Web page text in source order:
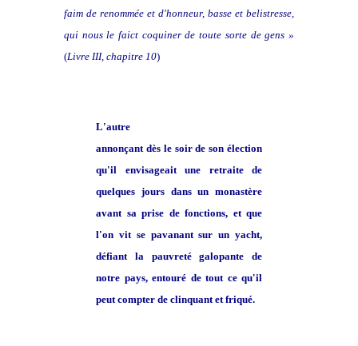
faim de renommée et d'honneur, basse et belistresse,
qui nous le faict coquiner de toute sorte de gens »
(Livre III, chapitre 10)
L'autre
annonçant dès le soir de son élection
qu'il envisageait une retraite de
quelques jours dans un monastère
avant sa prise de fonctions, et que
l'on vit se pavanant sur un yacht,
défiant la pauvreté galopante de
notre pays, entouré de tout ce qu'il
peut compter de clinquant et friqué.